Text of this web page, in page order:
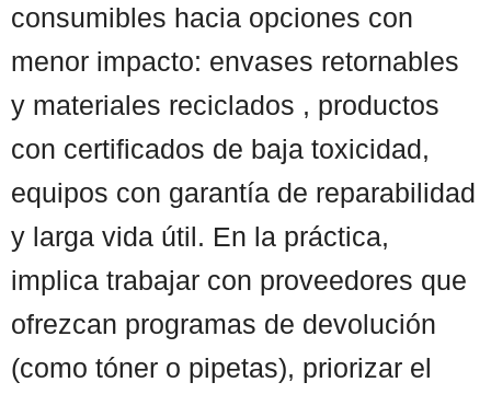
consumibles hacia opciones con
menor impacto: envases retornables
y materiales reciclados , productos
con certificados de baja toxicidad,
equipos con garantía de reparabilidad
y larga vida útil. En la práctica,
implica trabajar con proveedores que
ofrezcan programas de devolución
(como tóner o pipetas), priorizar el